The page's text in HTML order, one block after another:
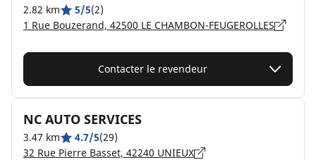
2.82 km 5/5(2)
1 Rue Bouzerand, 42500 LE CHAMBON-FEUGEROLLES
Contacter le revendeur
NC AUTO SERVICES
3.47 km 4.7/5(29)
32 Rue Pierre Basset, 42240 UNIEUX